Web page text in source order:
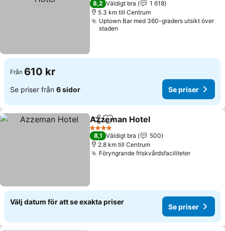
8,2 Väldigt bra
1 618
5.3 km till Centrum
Uptown Bar med 360-graders utsikt över
staden
Från 610 kr
Se priser från 6 sidor Se priser
Dela Lägg till i Mina Favoriter
Azzeman Hotel
4 Stjärnor
8,1 Väldigt bra
500
2.8 km till Centrum
Föryngrande friskvårdsfaciliteter
Välj datum för att se exakta priser
Se priser